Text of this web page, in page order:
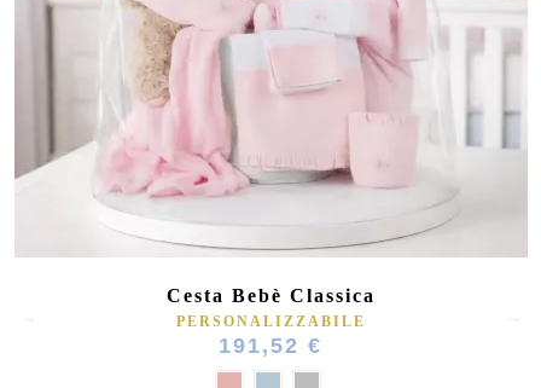
Cesta Bebè Classica
PERSONALIZZABILE
191,52 €